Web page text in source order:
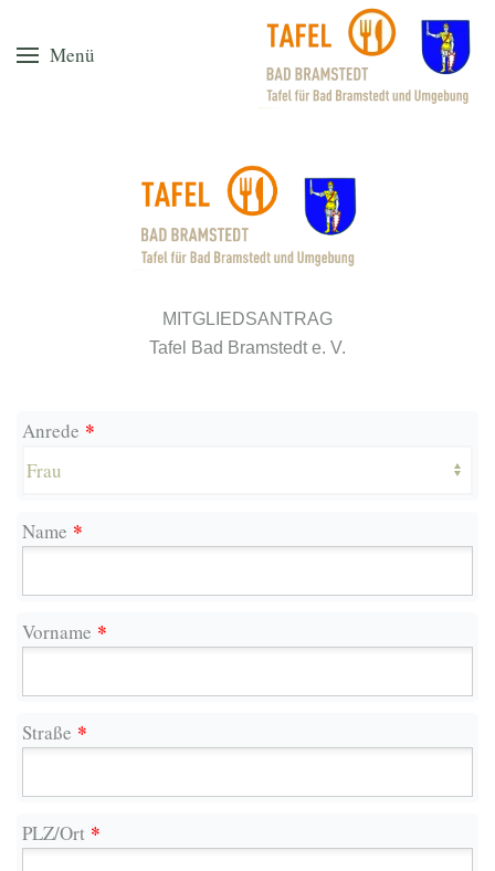
Menü
MITGLIEDSANTRAG
Tafel Bad Bramstedt e. V.
Anrede *
Name *
Vorname *
Straße *
PLZ/Ort *